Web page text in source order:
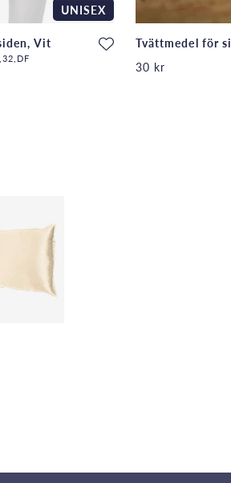
UNISEX
Vit
Tvättmedel för
30 kr